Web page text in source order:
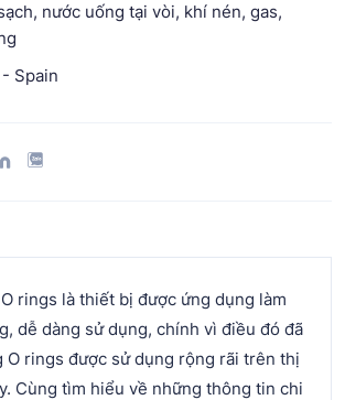
nước uống tại vòi, khí nén, gas,
Spain
rings là thiết bị được ứng dụng làm
dễ dàng sử dụng, chính vì điều đó đã
O rings được sử dụng rộng rãi trên thị
Cùng tìm hiểu về những thông tin chi